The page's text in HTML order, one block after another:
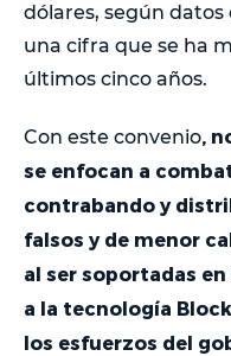
dólares, según datos
una cifra que se ha
últimos cinco años.
Con este convenio,
se enfocan a
contrabando y
falsos y de menor
al ser soportadas
a la tecnología
los esfuerzos del